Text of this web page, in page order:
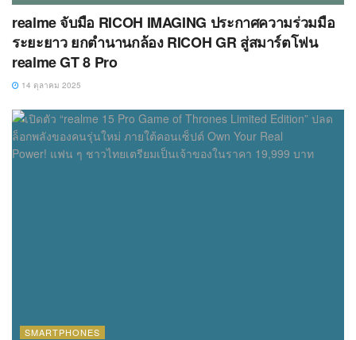
realme จับมือ RICOH IMAGING ประกาศความร่วมมือ
ระยะยาว ยกตำนานกล้อง RICOH GR สู่สมาร์ตโฟน
realme GT 8 Pro
14 ตุลาคม 2025
SMARTPHONES